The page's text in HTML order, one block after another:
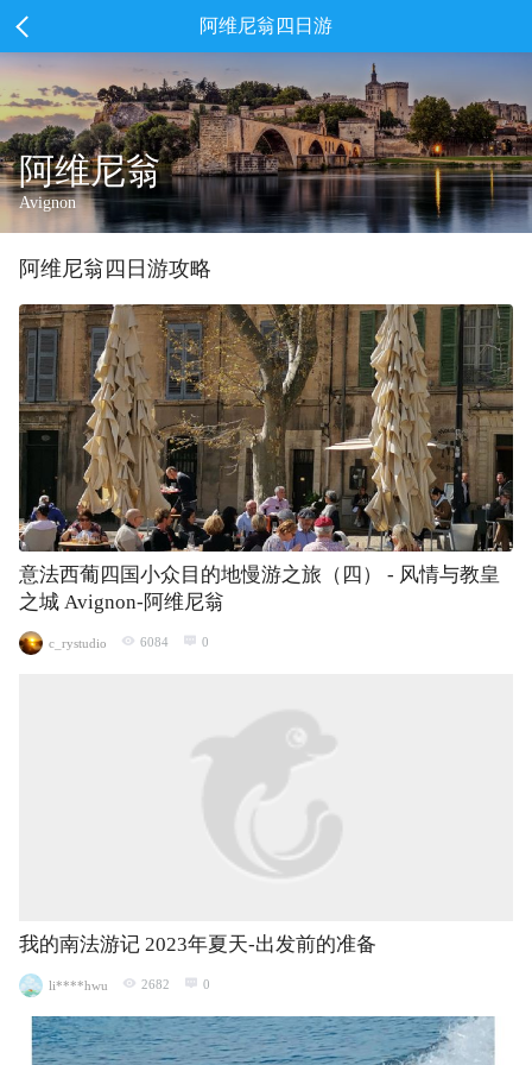
阿维尼翁四日游
阿维尼翁
Avignon
阿维尼翁 四 日游攻略
意法西葡四国小众目的地慢游之旅（四） - 风情与教皇
之城 Avignon-阿维尼翁
c_rystudio 6084 0
我的南法游记 2023年夏天-出发前的准备
li****hwu 2682 0